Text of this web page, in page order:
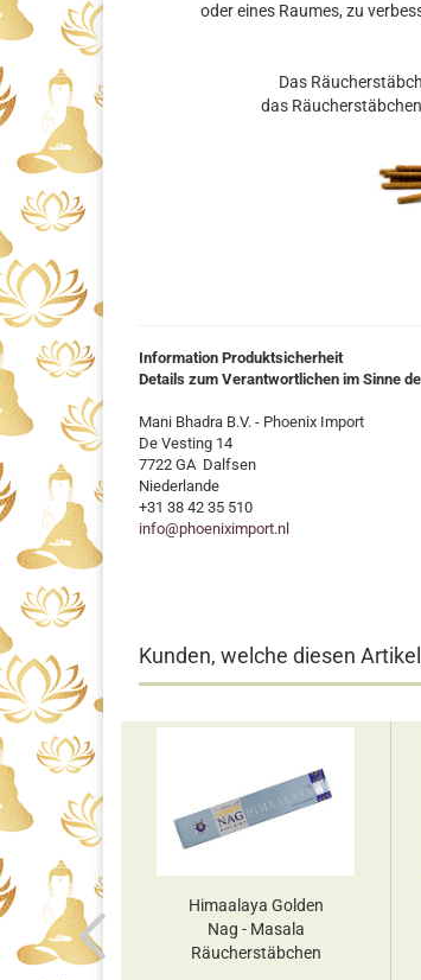
oder eines Raumes, zu
Das
das
Information Produktsicherheit
Details zum Verantwortlichen im Sinne
Mani Bhadra B.V. - Phoenix Import
De Vesting 14
7722 GA Dalfsen
Niederlande
+31 38 42 35 510
info@phoeniximport.nl
Kunden, welche diesen
Golden
Himaalaya Golden
Nag - Masala
Räucherstäbchen